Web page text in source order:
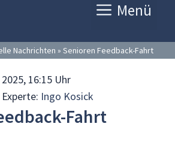
Menü
Nachrichten » Senioren Feedback-Fahrt
16:15 Uhr
Experte: Ingo Kosick
Fahrt